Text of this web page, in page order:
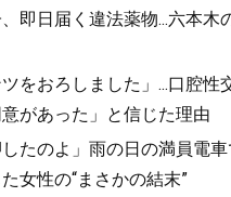
即日届く違法薬物...六本
をおろしました」...口腔性
があった」と信じた理由
たのよ」雨の日の満員電
女性の“まさかの結末”